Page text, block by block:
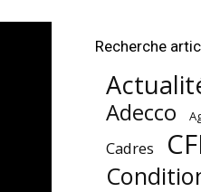
Recherche
Adecco
Cadres